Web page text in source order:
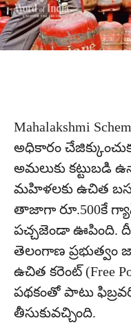
Mahalakshmi
అధికారం
అమలుకు కట్టుబడి
మహిళలకు ఉచిత
తాజాగా రూ.500కే
పచ్చజెండా ఊపింది.
తెలంగాణ ప్రభుత్వం
ఉచిత కరెంట్ (Free
పథకంతో పాటు
తీసుకువచ్చింది.